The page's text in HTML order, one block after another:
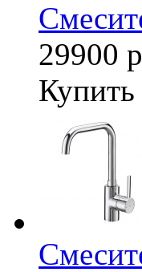
29900
Купить